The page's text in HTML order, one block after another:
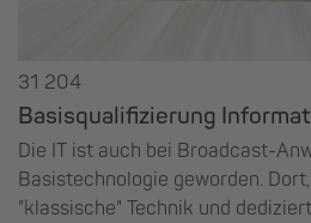
31 204
Basisqualifizierung
Die IT ist auch bei Broadcast-
Basistechnologie geworden.
"klassische" Technik und